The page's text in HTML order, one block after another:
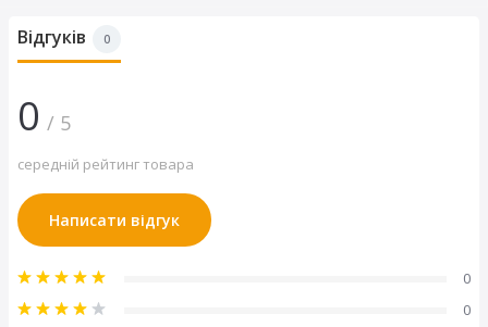
Розмір гаражних воріт RenoMatic L-гофр Slategrain
19 розмірів нових гаражних воріт по акції: безпечні,
зручні в управлінні та з нейтральним рівнем емісії
Ширина, мм
Висота, мм
Відгуків 0
0 / 5
середній рейтинг товара
Написати відгук
0
0